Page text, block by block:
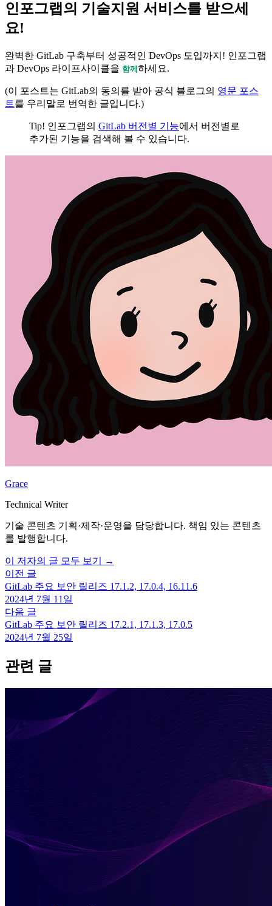
인포그랩의 기술지원 서비스를 받으세
요!
완벽한 GitLab 구축부터 성공적인 DevOps 도입까지! 인포그랩
과 DevOps 라이프사이클을 함께 하세요.
(이 포스트는 GitLab의 동의를 받아 공식 블로그의 영문 포스
트를 우리말로 번역한 글입니다.)
Tip! 인포그랩의 GitLab 버전별 기능에서 버전별로
추가된 기능을 검색해 볼 수 있습니다.
Grace
Technical Writer
기술 콘텐츠 기획·제작·운영을 담당합니다. 책임 있는 콘텐츠
를 발행합니다.
이 저자의 글 모두 보기 →
이전 글
GitLab 주요 보안 릴리즈 17.1.2, 17.0.4, 16.11.6
2024년 7월 11일
다음 글
GitLab 주요 보안 릴리즈 17.2.1, 17.1.3, 17.0.5
2024년 7월 25일
관련 글